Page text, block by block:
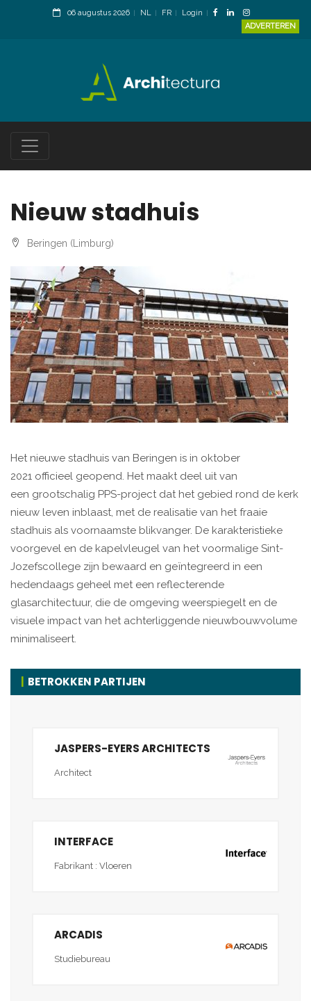
06 augustus 2026 NL FR
Login
ADVERTEREN
Nieuw stadhuis
Beringen (Limburg)
Het nieuwe stadhuis van Beringen is in oktober
2021 officieel geopend. Het maakt deel uit van
een grootschalig PPS-project dat het gebied rond de kerk
nieuw leven inblaast, met de realisatie van het fraaie
stadhuis als voornaamste blikvanger. De karakteristieke
voorgevel en de kapelvleugel van het voormalige Sint-
Jozefscollege zijn bewaard en geïntegreerd in een
hedendaags geheel met een reflecterende
glasarchitectuur, die de omgeving weerspiegelt en de
visuele impact van het achterliggende nieuwbouwvolume
minimaliseert.
BETROKKEN PARTIJEN
JASPERS-EYERS ARCHITECTS
Architect
INTERFACE
Fabrikant : Vloeren
ARCADIS
Studiebureau